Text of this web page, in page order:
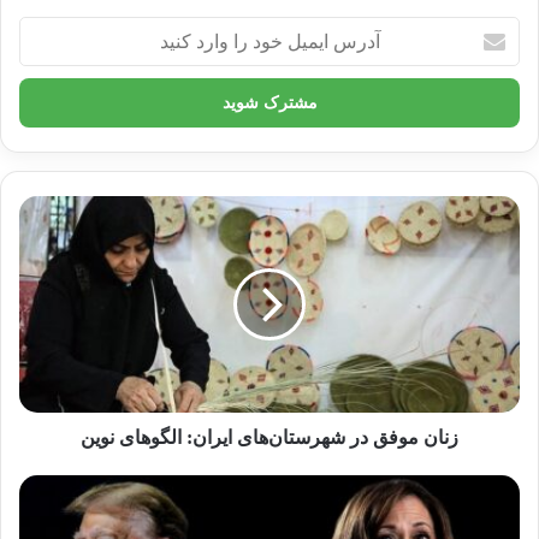
تاریخچه سبک زندگی ایرانی-اسلامی:
در ایران، سبک زندگی ایرانی-اسلامی از دیرباز
تاکنون به وفور وجود داشته است. این سبک زندگی
تحت تأثیر اسلام و فرهنگ ایرانی قرار گرفته است
و مردم ایران به آن پایبند بوده‌اند.
تغییرات سبک زندگی در آپارتمان‌های
امروز:
با پیشرفت فناوری و تغییر در سبک زندگی،
آپارتمان‌های امروز با آپارتمان‌های گذشته
ایمیل
خود
وارد
کنید
زنان موفق در شهرستان‌های ایران: الگوهای نوین